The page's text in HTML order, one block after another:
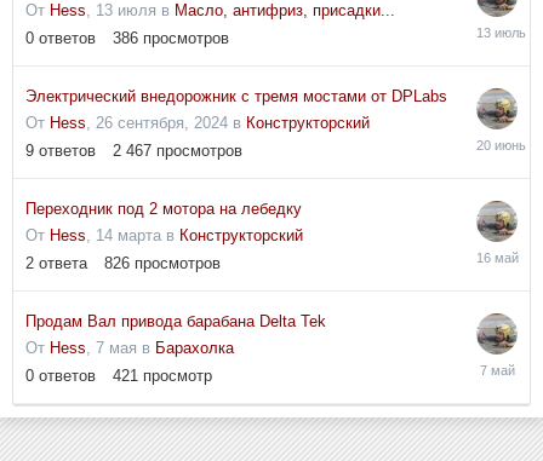
От Hess, 13 июля в Масло, антифриз, присадки...
0 ответов 386 просмотров
13
Электрический внедорожник с тремя мостами от DPLabs
От Hess, 26 сентября, 2024 в Конструкторский
9 ответов 2 467 просмотров
20
Переходник под 2 мотора на лебедку
От Hess, 14 марта в Конструкторский
2 ответа 826 просмотров
16
Продам Вал привода барабана Delta Tek
От Hess, 7 мая в Барахолка
0 ответов 421 просмотр
7